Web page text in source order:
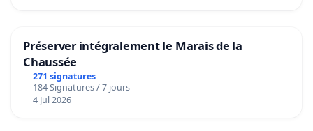
Préserver intégralement le Marais de la
Chaussée
271 signatures
184 Signatures / 7 jours
4 Jul 2026